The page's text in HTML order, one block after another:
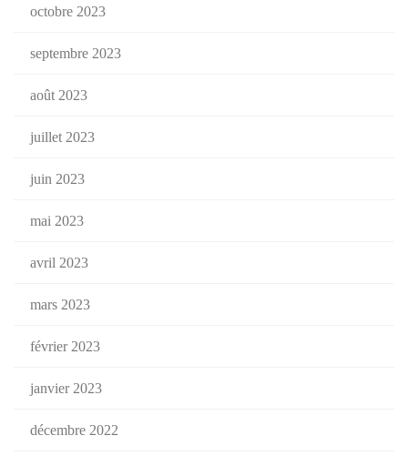
octobre 2023
septembre 2023
août 2023
juillet 2023
juin 2023
mai 2023
avril 2023
mars 2023
février 2023
janvier 2023
décembre 2022